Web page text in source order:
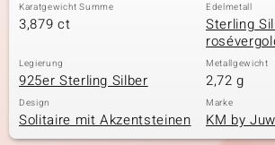
Karatgewicht Summe
3,879 ct
Edelmetall
Sterling
Legierung
925er Sterling Silber
Metallgewicht
2,72 g
Design
Solitaire mit Akzentsteinen
Marke
KM by